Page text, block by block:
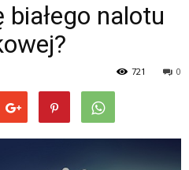
nalotu
0
721